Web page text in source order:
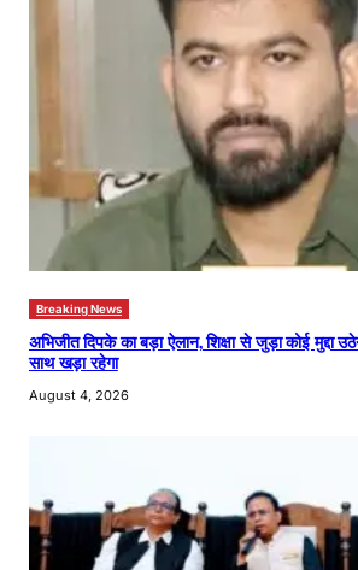
Breaking News
अभिजीत दिपके का बड़ा ऐलान, शिक्षा से जुड़ा कोई मुद्दा
साथ खड़ा रहेगा
August 4, 2026